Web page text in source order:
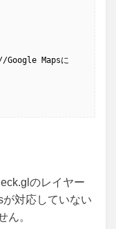
のレイヤー
対応していない
ん。